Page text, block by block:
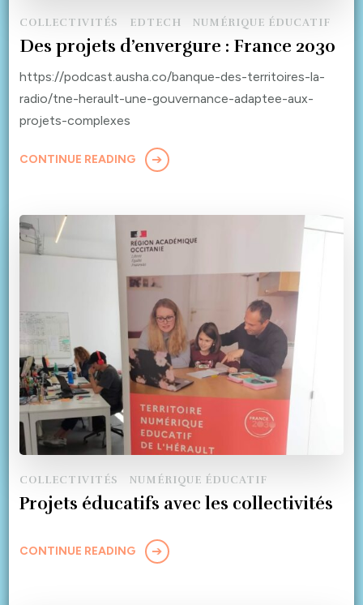
COLLECTIVITÉS EDTECH NUMÉRIQUE ÉDUCATIF
Des projets d’envergure : France 2030
https://podcast.ausha.co/banque-des-territoires-la-
radio/tne-herault-une-gouvernance-adaptee-aux-
projets-complexes
CONTINUE READING
COLLECTIVITÉS NUMÉRIQUE ÉDUCATIF
Projets éducatifs avec les collectivités
CONTINUE READING